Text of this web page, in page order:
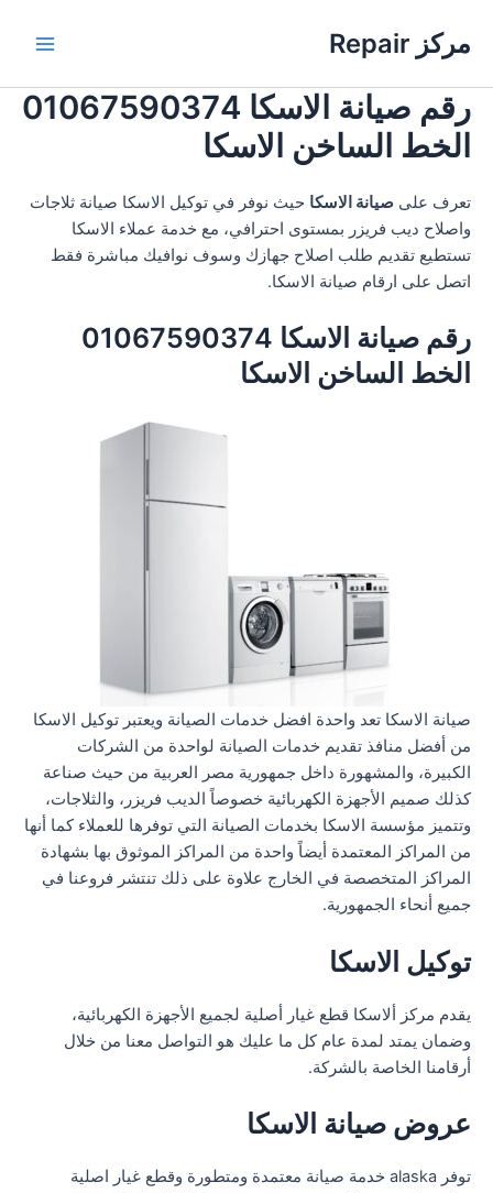
المحتوى
مركز Repair
رقم صيانة الاسكا 01067590374
الخط الساخن الاسكا
تعرف على صيانة الاسكا حيث نوفر في توكيل الاسكا صيانة ثلاجات
واصلاح ديب فريزر بمستوى احترافي، مع خدمة عملاء الاسكا
تستطيع تقديم طلب اصلاح جهازك وسوف نوافيك مباشرة فقط
اتصل على ارقام صيانة الاسكا.
رقم صيانة الاسكا 01067590374
الخط الساخن الاسكا
صيانة الاسكا تعد واحدة افضل خدمات الصيانة ويعتبر توكيل الاسكا
من أفضل منافذ تقديم خدمات الصيانة لواحدة من الشركات
الكبيرة، والمشهورة داخل جمهورية مصر العربية من حيث صناعة
كذلك صميم الأجهزة الكهربائية خصوصاً الديب فريزر، والثلاجات،
وتتميز مؤسسة الاسكا بخدمات الصيانة التي توفرها للعملاء كما أنها
من المراكز المعتمدة أيضاً واحدة من المراكز الموثوق بها بشهادة
المراكز المتخصصة في الخارج علاوة على ذلك تنتشر فروعنا في
جميع أنحاء الجمهورية.
توكيل الاسكا
يقدم مركز ألاسكا قطع غيار أصلية لجميع الأجهزة الكهربائية،
وضمان يمتد لمدة عام كل ما عليك هو التواصل معنا من خلال
أرقامنا الخاصة بالشركة.
عروض صيانة الاسكا
توفر alaska خدمة صيانة معتمدة ومتطورة وقطع غيار اصلية